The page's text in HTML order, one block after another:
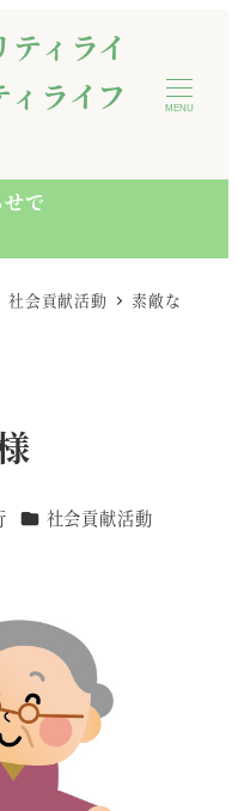
ィライ
ライフ
MENU
で
社会貢献活動
素敵な
カテゴリー
社会貢献活動